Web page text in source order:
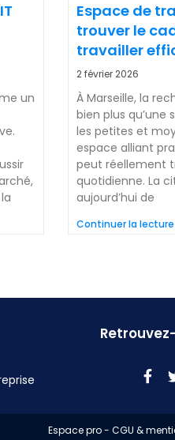
un
Espace de
trouver le
travailler
2 février 2026
À Marseille, la
bien plus qu’une
les petites et
espace alliant
peut réellement
quotidienne. La
aujourd’hui de
Continuer la lecture
Espace pro- CGU &